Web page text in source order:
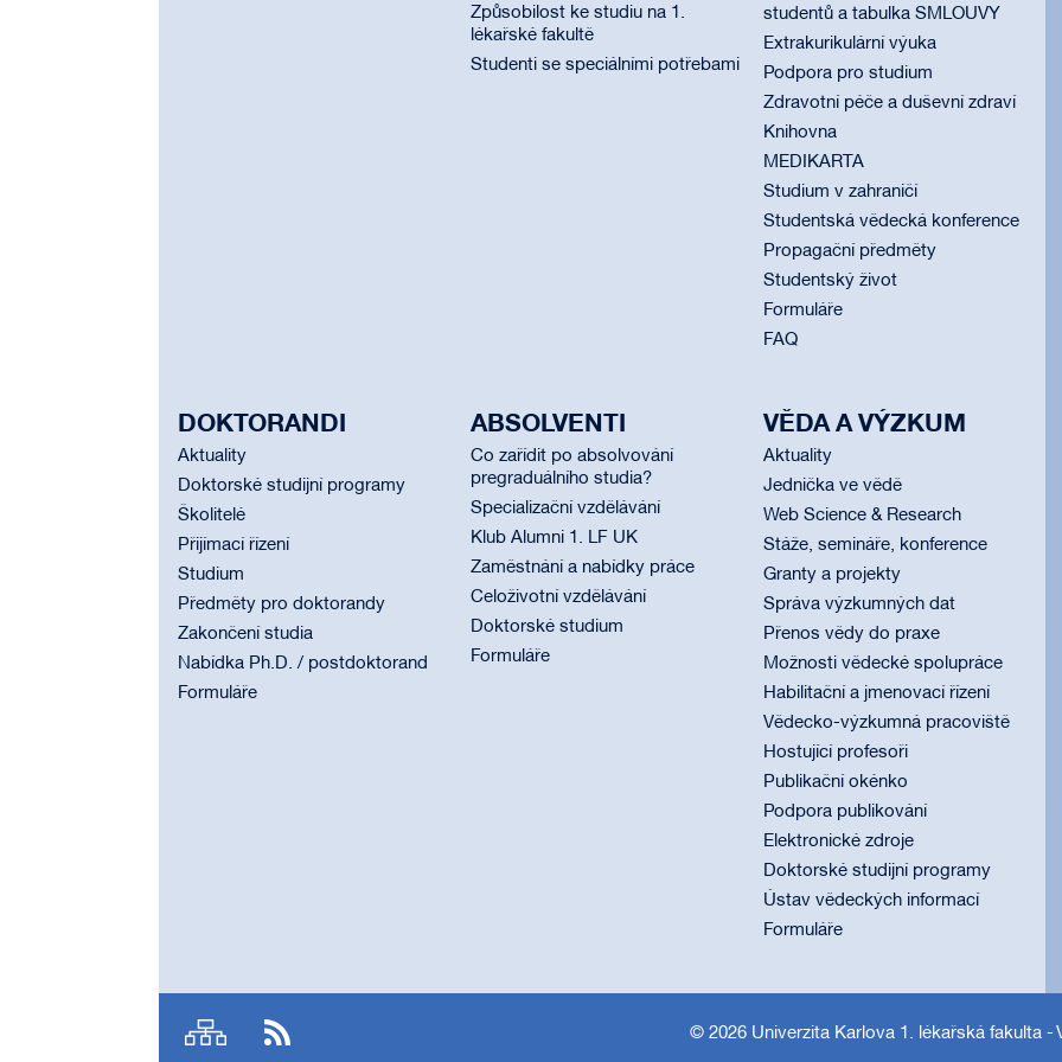
Způsobilost ke studiu na 1.
lékařské fakultě
Studenti se speciálními potřebami
studentů a tabulka SMLOUVY
Extrakurikulární výuka
Podpora pro studium
Zdravotní péče a duševní zdraví
Knihovna
MEDIKARTA
Studium v zahraničí
Studentská vědecká konference
Propagační předměty
Studentský život
Formuláře
FAQ
DOKTORANDI
Aktuality
Doktorské studijní programy
Školitelé
Přijímací řízení
Studium
Předměty pro doktorandy
Zakončení studia
Nabídka Ph.D. / postdoktorand
Formuláře
ABSOLVENTI
Co zařídit po absolvování
pregraduálního studia?
Specializační vzdělávání
Klub Alumni 1. LF UK
Zaměstnání a nabídky práce
Celoživotní vzdělávání
Doktorské studium
Formuláře
VĚDA A VÝZKUM
Aktuality
Jednička ve vědě
Web Science & Research
Stáže, semináře, konference
Granty a projekty
Správa výzkumných dat
Přenos vědy do praxe
Možnosti vědecké spolupráce
Habilitační a jmenovací řízení
Vědecko-výzkumná pracoviště
Hostující profesoři
Publikační okénko
Podpora publikování
Elektronické zdroje
Doktorské studijní programy
Ústav vědeckých informací
Formuláře
© 2026 Univerzita Karlova 1. lékařská fakulta -